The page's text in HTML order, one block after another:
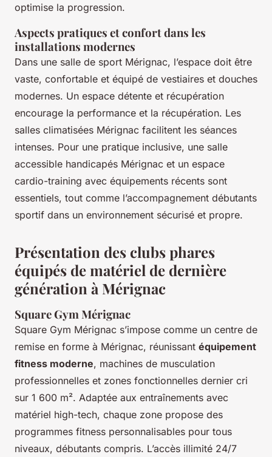
optimise la progression.
Aspects pratiques et confort dans les
installations modernes
Dans une salle de sport Mérignac, l’espace doit être
vaste, confortable et équipé de vestiaires et douches
modernes. Un espace détente et récupération
encourage la performance et la récupération. Les
salles climatisées Mérignac facilitent les séances
intenses. Pour une pratique inclusive, une salle
accessible handicapés Mérignac et un espace
cardio-training avec équipements récents sont
essentiels, tout comme l’accompagnement débutants
sportif dans un environnement sécurisé et propre.
Présentation des clubs phares
équipés de matériel de dernière
génération à Mérignac
Square Gym Mérignac
Square Gym Mérignac s’impose comme un centre de
remise en forme à Mérignac, réunissant équipement
fitness moderne, machines de musculation
professionnelles et zones fonctionnelles dernier cri
sur 1 600 m². Adaptée aux entraînements avec
matériel high-tech, chaque zone propose des
programmes fitness personnalisables pour tous
niveaux, débutants compris. L’accès illimité 24/7